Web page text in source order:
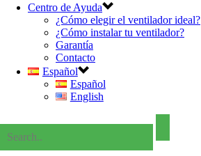
Centro de Ayuda
¿Cómo elegir el ventilador ideal?
¿Cómo instalar tu ventilador?
Garantía
Contacto
Español
Español
English